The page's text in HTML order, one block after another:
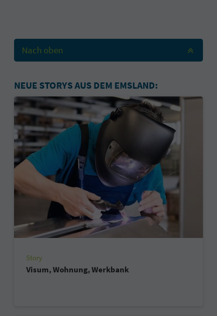
Nach oben
NEUE STORYS AUS DEM EMSLAND:
Story
Visum, Wohnung, Werkbank